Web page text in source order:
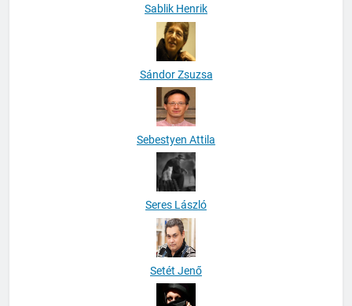
Sablik Henrik
Sándor Zsuzsa
Sebestyen Attila
Seres László
Setét Jenő